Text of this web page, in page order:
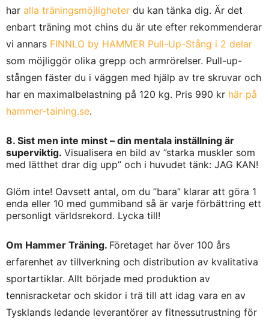
har alla träningsmöjligheter du kan tänka dig. Är det
enbart träning mot chins du är ute efter rekommenderar
vi annars FINNLO by HAMMER Pull-Up-Stång i 2 delar
som möjliggör olika grepp och armrörelser. Pull-up-
stången fäster du i väggen med hjälp av tre skruvar och
har en maximalbelastning på 120 kg. Pris 990 kr här på
hammer-taining.se.
8. Sist men inte minst – din mentala inställning är
superviktig. Visualisera en bild av ”starka muskler som
med lätthet drar dig upp” och i huvudet tänk: JAG KAN!
Glöm inte! Oavsett antal, om du ”bara” klarar att göra 1
enda eller 10 med gummiband så är varje förbättring ett
personligt världsrekord. Lycka till!
Om Hammer Träning. Företaget har över 100 års
erfarenhet av tillverkning och distribution av kvalitativa
sportartiklar. Allt började med produktion av
tennisracketar och skidor i trä till att idag vara en av
Tysklands ledande leverantörer av fitnessutrustning för